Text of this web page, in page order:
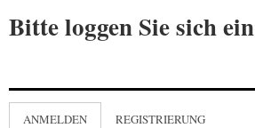
Bitte loggen Sie sich ein
ANMELDEN REGISTRIERUNG